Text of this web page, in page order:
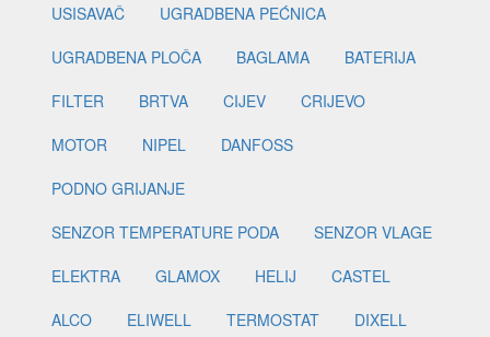
USISAVAČ
UGRADBENA PEĆNICA
UGRADBENA PLOČA
BAGLAMA
BATERIJA
FILTER
BRTVA CIJEV
CRIJEVO
MOTOR
NIPEL
DANFOSS
PODNO GRIJANJE
SENZOR TEMPERATURE PODA
SENZOR VLAGE
ELEKTRA
GLAMOX HELIJ
CASTEL
ALCO
ELIWELL TERMOSTAT
DIXELL